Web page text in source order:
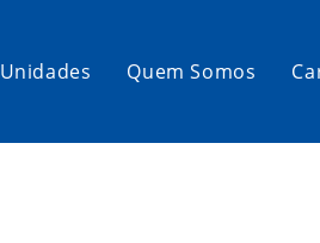
Unidades Quem Somos